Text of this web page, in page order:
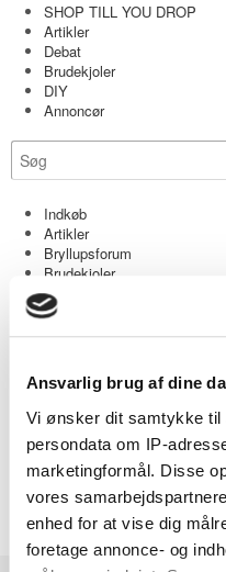
Ansvarlig brug af dine
Vi ønsker dit samtykke til
persondata om IP-
marketingformål. Disse
vores
enhed for at vise dig
foretage annonce- og
SHOP TILL YOU DROP
Artikler
Debat
Brudekjoler
DIY
Annoncør
Indkøb
Artikler
Bryllupsforum
Brudekjoler
DIY
Tools
Annoncør
Bryllupsforum
Min bryllupsplanlægning
Tanja & Rasmus 15.06.13